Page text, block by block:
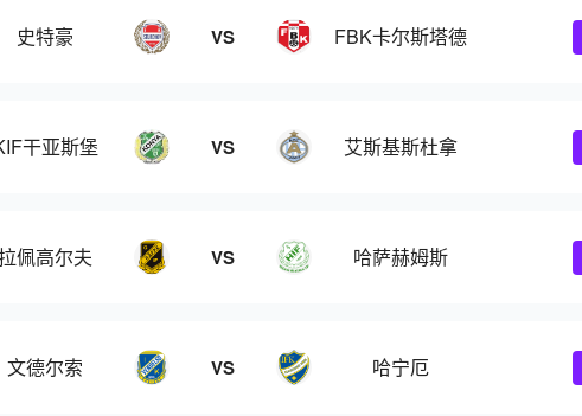
史特豪 VS FBK卡尔斯塔德
干亚斯堡 VS 艾斯基斯杜拿
佩高尔夫 VS 哈萨赫姆斯
文德尔索 VS 哈宁厄